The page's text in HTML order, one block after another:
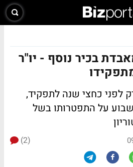
בכיר נוסף - יו"ר
לפני כחצי שנה לתפקיד,
על התפטרותו בשל
(2)